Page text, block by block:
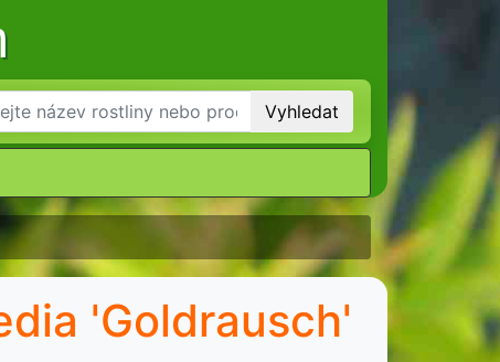
Vyhledat
'Goldrausch'